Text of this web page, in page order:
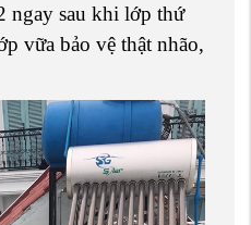
ngay sau khi lớp thứ
vữa bảo vệ thật nhão,